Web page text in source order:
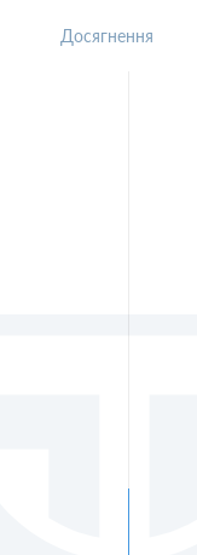
Досягнення